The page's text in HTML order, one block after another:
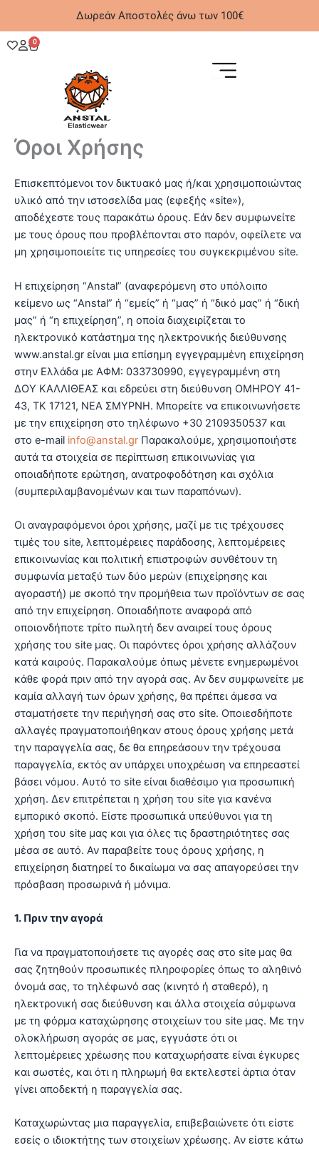
περιεχόμενο
Δωρεάν Αποστολές άνω των 100€
0
Cart
Όροι Χρήσης
Επισκεπτόμενοι τον δικτυακό μας ή/και χρησιμοποιώντας
υλικό από την ιστοσελίδα μας (εφεξής «site»),
αποδέχεστε τους παρακάτω όρους. Εάν δεν συμφωνείτε
με τους όρους που προβλέπονται στο παρόν, οφείλετε να
μη χρησιμοποιείτε τις υπηρεσίες του συγκεκριμένου site.
Η επιχείρηση “Anstal” (αναφερόμενη στο υπόλοιπο
κείμενο ως “Anstal” ή “εμείς” ή “μας” ή “δικό μας” ή “δική
μας” ή “η επιχείρηση”, η οποία διαχειρίζεται το
ηλεκτρονικό κατάστημα της ηλεκτρονικής διεύθυνσης
www.anstal.gr είναι μια επίσημη εγγεγραμμένη επιχείρηση
στην Ελλάδα με ΑΦΜ: 033730990, εγγεγραμμένη στη
ΔΟΥ ΚΑΛΛΙΘΕΑΣ και εδρεύει στη διεύθυνση ΟΜΗΡΟΥ 41-
43, ΤΚ 17121, ΝΕΑ ΣΜΥΡΝΗ. Μπορείτε να επικοινωνήσετε
με την επιχείρηση στο τηλέφωνο +30 2109350537 και
στο e-mail info@anstal.gr Παρακαλούμε, χρησιμοποιήστε
αυτά τα στοιχεία σε περίπτωση επικοινωνίας για
οποιαδήποτε ερώτηση, ανατροφοδότηση και σχόλια
(συμπεριλαμβανομένων και των παραπόνων).
Οι αναγραφόμενοι όροι χρήσης, μαζί με τις τρέχουσες
τιμές του site, λεπτομέρειες παράδοσης, λεπτομέρειες
επικοινωνίας και πολιτική επιστροφών συνθέτουν τη
συμφωνία μεταξύ των δύο μερών (επιχείρησης και
αγοραστή) με σκοπό την προμήθεια των προϊόντων σε σας
από την επιχείρηση. Οποιαδήποτε αναφορά από
οποιονδήποτε τρίτο πωλητή δεν αναιρεί τους όρους
χρήσης του site μας. Οι παρόντες όροι χρήσης αλλάζουν
κατά καιρούς. Παρακαλούμε όπως μένετε ενημερωμένοι
κάθε φορά πριν από την αγορά σας. Αν δεν συμφωνείτε με
καμία αλλαγή των όρων χρήσης, θα πρέπει άμεσα να
σταματήσετε την περιήγησή σας στο site. Οποιεσδήποτε
αλλαγές πραγματοποιήθηκαν στους όρους χρήσης μετά
την παραγγελία σας, δε θα επηρεάσουν την τρέχουσα
παραγγελία, εκτός αν υπάρχει υποχρέωση να επηρεαστεί
βάσει νόμου. Αυτό το site είναι διαθέσιμο για προσωπική
χρήση. Δεν επιτρέπεται η χρήση του site για κανένα
εμπορικό σκοπό. Είστε προσωπικά υπεύθυνοι για τη
χρήση του site μας και για όλες τις δραστηριότητες σας
μέσα σε αυτό. Αν παραβείτε τους όρους χρήσης, η
επιχείρηση διατηρεί το δικαίωμα να σας απαγορεύσει την
πρόσβαση προσωρινά ή μόνιμα.
1. Πριν την αγορά
Για να πραγματοποιήσετε τις αγορές σας στο site μας θα
σας ζητηθούν προσωπικές πληροφορίες όπως το αληθινό
όνομά σας, το τηλέφωνό σας (κινητό ή σταθερό), η
ηλεκτρονική σας διεύθυνση και άλλα στοιχεία σύμφωνα
με τη φόρμα καταχώρησης στοιχείων του site μας. Με την
ολοκλήρωση αγοράς σε μας, εγγυάστε ότι οι
λεπτομέρειες χρέωσης που καταχωρήσατε είναι έγκυρες
και σωστές, και ότι η πληρωμή θα εκτελεστεί άρτια όταν
γίνει αποδεκτή η παραγγελία σας.
Καταχωρώντας μια παραγγελία, επιβεβαιώνετε ότι είστε
εσείς ο ιδιοκτήτης των στοιχείων χρέωσης. Αν είστε κάτω